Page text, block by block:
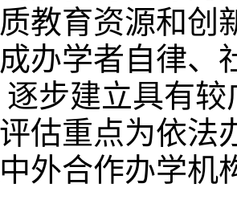
教育资源和创
办学者自律、
步建立具有
估重点为依法
外合作办学机